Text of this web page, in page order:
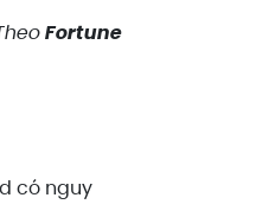
Fortune
có nguy